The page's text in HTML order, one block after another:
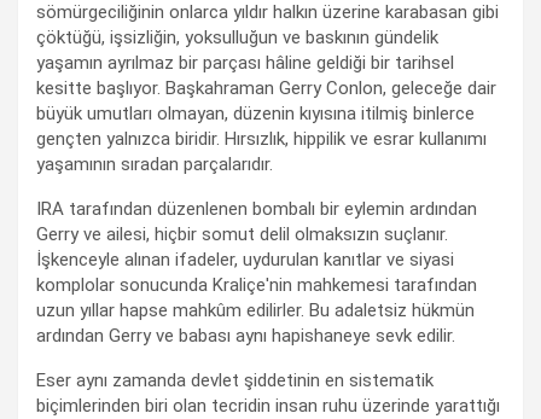
sömürgeciliğinin onlarca yıldır halkın üzerine karabasan gibi
çöktüğü, işsizliğin, yoksulluğun ve baskının gündelik
yaşamın ayrılmaz bir parçası hâline geldiği bir tarihsel
kesitte başlıyor. Başkahraman Gerry Conlon, geleceğe dair
büyük umutları olmayan, düzenin kıyısına itilmiş binlerce
gençten yalnızca biridir. Hırsızlık, hippilik ve esrar kullanımı
yaşamının sıradan parçalarıdır.
IRA tarafından düzenlenen bombalı bir eylemin ardından
Gerry ve ailesi, hiçbir somut delil olmaksızın suçlanır.
İşkenceyle alınan ifadeler, uydurulan kanıtlar ve siyasi
komplolar sonucunda Kraliçe'nin mahkemesi tarafından
uzun yıllar hapse mahkûm edilirler. Bu adaletsiz hükmün
ardından Gerry ve babası aynı hapishaneye sevk edilir.
Eser aynı zamanda devlet şiddetinin en sistematik
biçimlerinden biri olan tecridin insan ruhu üzerinde yarattığı